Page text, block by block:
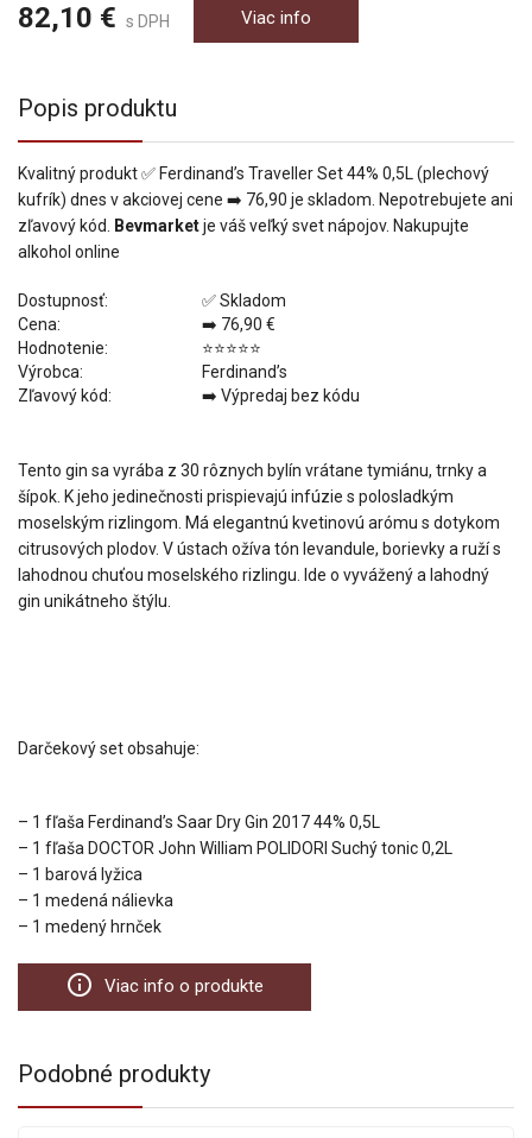
82,10 € s DPH Viac info
Popis produktu
Kvalitný produkt ✅ Ferdinand’s Traveller Set 44% 0,5L (plechový
kufrík) dnes v akciovej cene ‎➡️ 76,90 je skladom. Nepotrebujete ani
zľavový kód. Bevmarketje váš veľký svet nápojov. Nakupujte
alkohol online
Dostupnosť:
✅ Skladom
Cena:
‎➡️ 76,90 €
Hodnotenie:
⭐⭐⭐⭐⭐
Výrobca:
Ferdinand’s
Zľavový kód:
‎➡️ Výpredaj bez kódu
Tento gin sa vyrába z 30 rôznych bylín vrátane tymiánu, trnky a
šípok. K jeho jedinečnosti prispievajú infúzie s polosladkým
moselským rizlingom. Má elegantnú kvetinovú arómu s dotykom
citrusových plodov. V ústach ožíva tón levandule, borievky a ruží s
lahodnou chuťou moselského rizlingu. Ide o vyvážený a lahodný
gin unikátneho štýlu.
Darčekový set obsahuje:
– 1 fľaša Ferdinand’s Saar Dry Gin 2017 44% 0,5L
– 1 fľaša DOCTOR John William POLIDORI Suchý tonic 0,2L
– 1 barová lyžica
– 1 medená nálievka
– 1 medený hrnček
info_outline Viac info o produkte
Podobné produkty